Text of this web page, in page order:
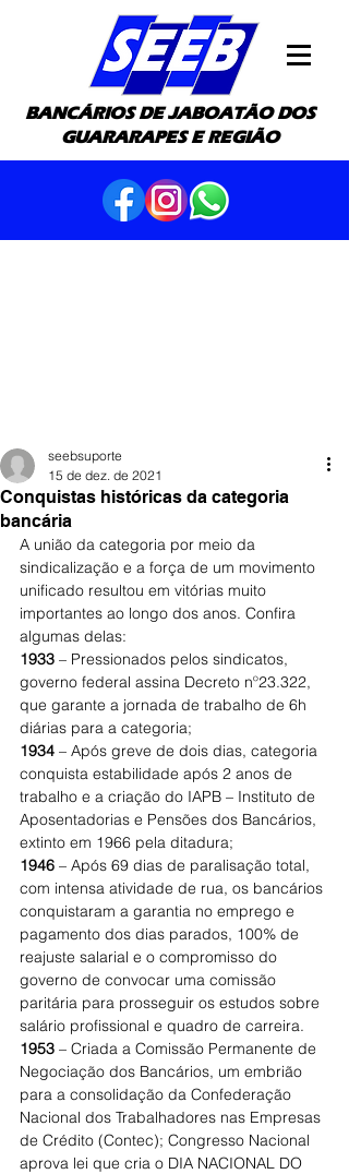
BANCÁRIOS DE JABOATÃO DOS
GUARARAPES E REGIÃO
Conquistas históricas da categoria
bancária
seebsuporte
15 de dez. de 2021
A união da categoria por meio da
sindicalização e a força de um movimento
unificado resultou em vitórias muito
importantes ao longo dos anos. Confira
algumas delas:
1933 – Pressionados pelos sindicatos,
governo federal assina Decreto nº23.322,
que garante a jornada de trabalho de 6h
diárias para a categoria;
1934 – Após greve de dois dias, categoria
conquista estabilidade após 2 anos de
trabalho e a criação do IAPB – Instituto de
Aposentadorias e Pensões dos Bancários,
extinto em 1966 pela ditadura;
1946 – Após 69 dias de paralisação total,
com intensa atividade de rua, os bancários
conquistaram a garantia no emprego e
pagamento dos dias parados, 100% de
reajuste salarial e o compromisso do
governo de convocar uma comissão
paritária para prosseguir os estudos sobre
salário profissional e quadro de carreira.
1953 – Criada a Comissão Permanente de
Negociação dos Bancários, um embrião
para a consolidação da Confederação
Nacional dos Trabalhadores nas Empresas
de Crédito (Contec); Congresso Nacional
aprova lei que cria o DIA NACIONAL DO